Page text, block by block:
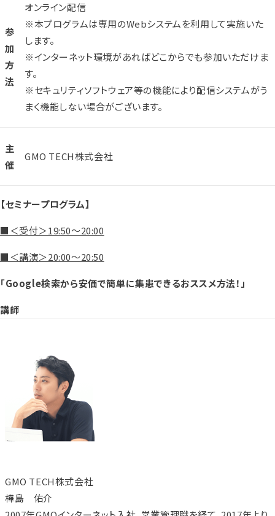
参
加
方
法
オンライン配信
※本プログラムは専用のWebシステムを利用して実施いた
します。
※インターネット環境があればどこからでも参加いただけま
す。
※セキュリティソフトウェア等の機能により配信システムがう
まく機能しない場合がございます。
主
催
GMO TECH株式会社
【セミナープログラム】
■＜受付＞19:50～20:00
■＜講演＞20:00～20:50
「Google検索から安価で簡単に集患できるおススメ方法！」
講師
GMO TECH株式会社
樺島 佑介